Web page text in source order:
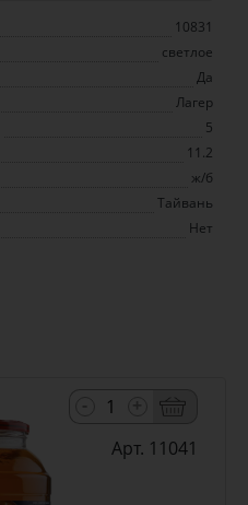
10831
светлое
Да
Лагер
5
11.2
ж/б
Тайвань
Нет
Арт. 11041